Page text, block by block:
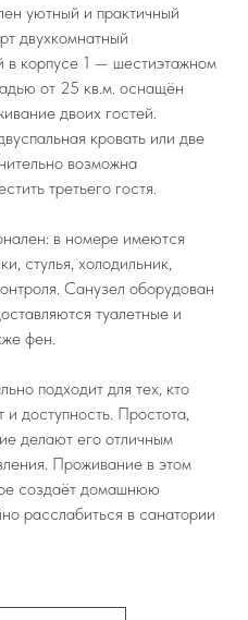
уютный и практичный
двухкомнатный
в корпусе 1 — шестиэтажном
от 25 кв.м. оснащён
двоих гостей.
кровать или две
возможна
третьего гостя.
в номере имеются
стулья, холодильник,
Санузел оборудован
туалетные и
фен.
подходит для тех, кто
доступность. Простота,
делают его отличным
Проживание в этом
создаёт домашнюю
расслабиться в санатории